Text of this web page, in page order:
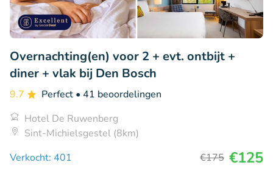
Overnachting(en) voor 2 + evt. ontbijt +
diner + vlak bij Den Bosch
9.7 Perfect • 41 beoordelingen
Hotel De Ruwenberg
Sint-Michielsgestel (8km)
Verkocht: 401
€175 €125